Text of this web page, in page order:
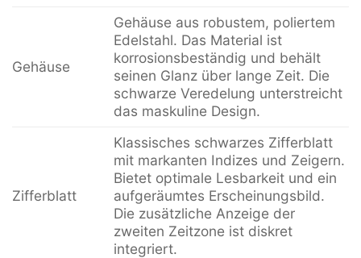
Gehäuse
Gehäuse aus robustem, poliertem
Edelstahl. Das Material ist
korrosionsbeständig und behält
seinen Glanz über lange Zeit. Die
schwarze Veredelung unterstreicht
das maskuline Design.
Zifferblatt
Klassisches schwarzes Zifferblatt
mit markanten Indizes und Zeigern.
Bietet optimale Lesbarkeit und ein
aufgeräumtes Erscheinungsbild.
Die zusätzliche Anzeige der
zweiten Zeitzone ist diskret
integriert.